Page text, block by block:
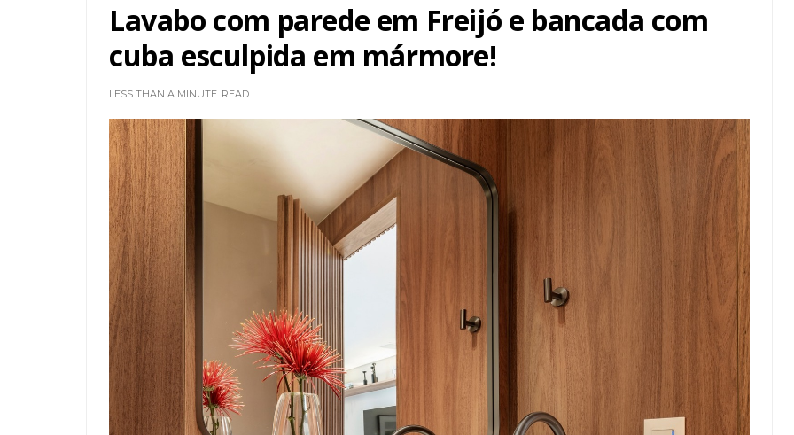
Lavabo com parede em Freijó e bancada com
cuba esculpida em mármore!
LESS THAN A MINUTE READ